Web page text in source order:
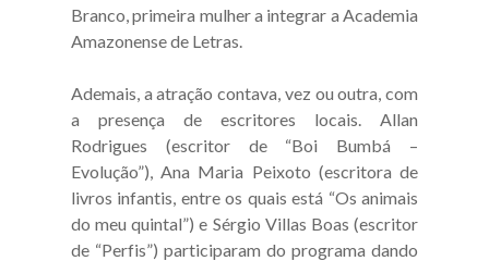
Branco, primeira mulher a integrar a Academia
Amazonense de Letras.
Ademais, a atração contava, vez ou outra, com
a presença de escritores locais. Allan
Rodrigues (escritor de “Boi Bumbá –
Evolução”), Ana Maria Peixoto (escritora de
livros infantis, entre os quais está “Os animais
do meu quintal”) e Sérgio Villas Boas (escritor
de “Perfis”) participaram do programa dando